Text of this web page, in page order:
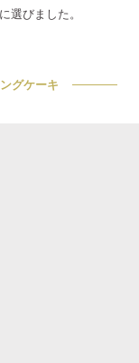
選びました。
グケーキ